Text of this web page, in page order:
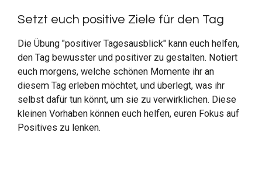
Setzt euch positive Ziele für den Tag
Die Übung "positiver Tagesausblick" kann euch helfen,
den Tag bewusster und positiver zu gestalten. Notiert
euch morgens, welche schönen Momente ihr an
diesem Tag erleben möchtet, und überlegt, was ihr
selbst dafür tun könnt, um sie zu verwirklichen. Diese
kleinen Vorhaben können euch helfen, euren Fokus auf
Positives zu lenken.